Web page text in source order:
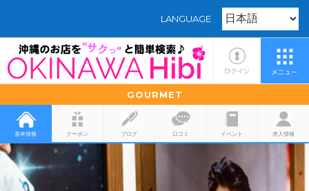
LANGUAGE
GOURMET
基本情報 クーポン ブログ 口コミ イベント 求人情報